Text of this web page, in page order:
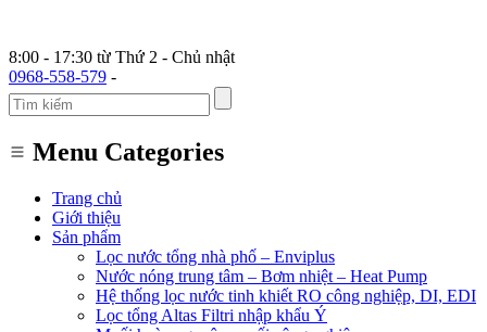
8:00 - 17:30 từ Thứ 2 - Chủ nhật
0968-558-579 -
Menu Categories
Trang chủ
Giới thiệu
Sản phẩm
Lọc nước tổng nhà phố – Enviplus
Nước nóng trung tâm – Bơm nhiệt – Heat Pump
Hệ thống lọc nước tinh khiết RO công nghiệp, DI, EDI
Lọc tổng Altas Filtri nhập khẩu Ý